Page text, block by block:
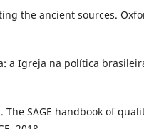
the ancient sources.
a Igreja na política
The SAGE handbook of